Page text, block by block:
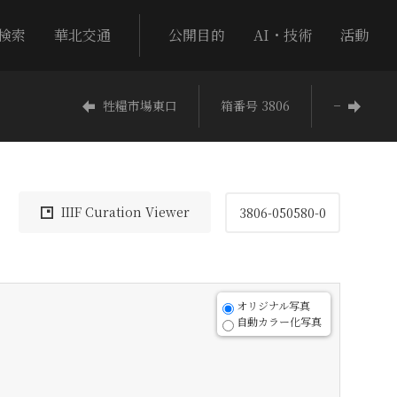
索 華北交通 公開目的 AI・技術 活動
牲糧市場東口 箱番号 3806 −
IIIF Curation Viewer 3806-050580-0
オリジナル写真
自動カラー化写真